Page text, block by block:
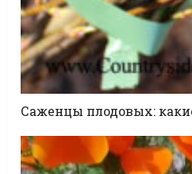
Саженцы плодовых: